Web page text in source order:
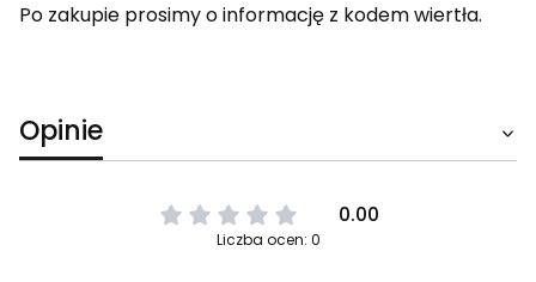
Po zakupie prosimy o informację z kodem wiertła.
Opinie
0.00
Liczba ocen: 0